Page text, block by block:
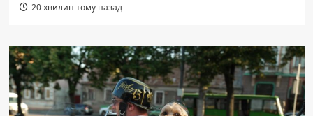
20 хвилин тому назад